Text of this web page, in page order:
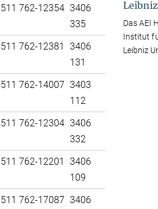
762-12354 3406
335
762-12381
3406
131
762-14007 3403
112
762-12304 3406
332
762-12201
3406
109
762-17087 3406
Das AEI
Institut
Leibniz